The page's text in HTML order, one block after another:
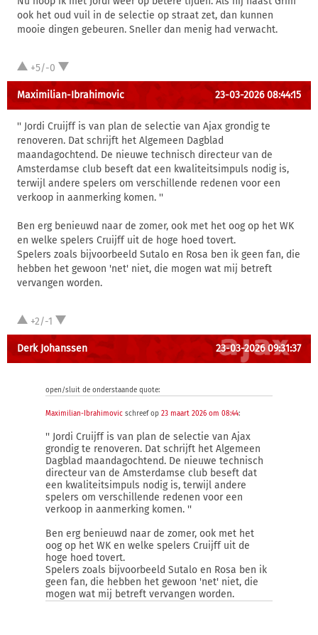
ook het oud vuil in de selectie op straat zet, dan kunnen
mooie dingen gebeuren. Sneller dan menig had verwacht.
+5/-0
Maximilian-Ibrahimovic 23-03-2026 08:44:15
'' Jordi Cruijff is van plan de selectie van Ajax grondig te
renoveren. Dat schrijft het Algemeen Dagblad
maandagochtend. De nieuwe technisch directeur van de
Amsterdamse club beseft dat een kwaliteitsimpuls nodig is,
terwijl andere spelers om verschillende redenen voor een
verkoop in aanmerking komen. ''
Ben erg benieuwd naar de zomer, ook met het oog op het WK
en welke spelers Cruijff uit de hoge hoed tovert.
Spelers zoals bijvoorbeeld Sutalo en Rosa ben ik geen fan, die
hebben het gewoon 'net' niet, die mogen wat mij betreft
vervangen worden.
+2/-1
Derk Johanssen 23-03-2026 09:31:37
open/sluit de onderstaande quote:
Maximilian-Ibrahimovic schreef op 23 maart 2026 om 08:44:
'' Jordi Cruijff is van plan de selectie van Ajax
grondig te renoveren. Dat schrijft het Algemeen
Dagblad maandagochtend. De nieuwe technisch
directeur van de Amsterdamse club beseft dat
een kwaliteitsimpuls nodig is, terwijl andere
spelers om verschillende redenen voor een
verkoop in aanmerking komen. ''
Ben erg benieuwd naar de zomer, ook met het
oog op het WK en welke spelers Cruijff uit de
hoge hoed tovert.
Spelers zoals bijvoorbeeld Sutalo en Rosa ben ik
geen fan, die hebben het gewoon 'net' niet, die
mogen wat mij betreft vervangen worden.